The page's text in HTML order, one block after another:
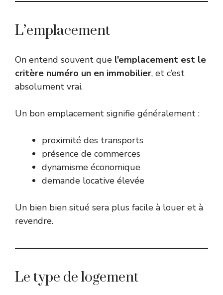
L’emplacement
On entend souvent que l’emplacement est le
critère numéro un en immobilier, et c’est
absolument vrai.
Un bon emplacement signifie généralement :
proximité des transports
présence de commerces
dynamisme économique
demande locative élevée
Un bien bien situé sera plus facile à louer et à
revendre.
Le type de logement